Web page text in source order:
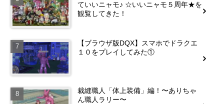
ていいニャモ♪ ☆いいニャモ５周年★を
観覧してきた！
【ブラウザ版DQX】スマホでドラクエ
１０をプレイしてみた①
裁縫職人「体上装備」編！〜ありちゃ
ん職人ラリー〜